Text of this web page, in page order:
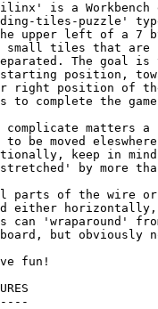
is a Workbench
tiles-puzzle'
upper left of a 7
small tiles that are
The goal
position,
right position of
to complete the
complicate matters a
to be moved
keep in
by more
parts of the wire
either
can 'wraparound'
but obviously
fun!